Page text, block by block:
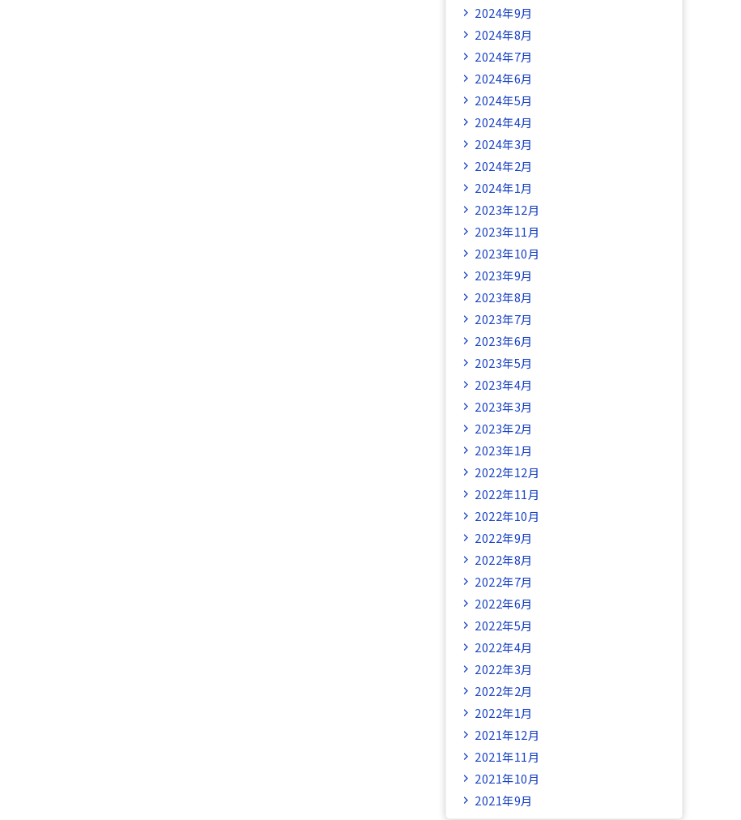
2024年9月
2024年8月
2024年7月
2024年6月
2024年5月
2024年4月
2024年3月
2024年2月
2024年1月
2023年12月
2023年11月
2023年10月
2023年9月
2023年8月
2023年7月
2023年6月
2023年5月
2023年4月
2023年3月
2023年2月
2023年1月
2022年12月
2022年11月
2022年10月
2022年9月
2022年8月
2022年7月
2022年6月
2022年5月
2022年4月
2022年3月
2022年2月
2022年1月
2021年12月
2021年11月
2021年10月
2021年9月